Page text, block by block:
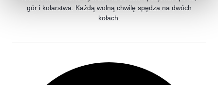
gór i kolarstwa. Każdą wolną chwilę spędza na dwóch
kołach.